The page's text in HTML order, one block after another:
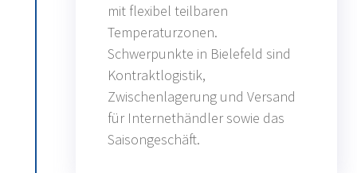
mit flexibel teilbaren
Temperaturzonen.
Schwerpunkte in Bielefeld sind
Kontraktlogistik,
Zwischenlagerung und Versand
für Internethändler sowie das
Saisongeschäft.